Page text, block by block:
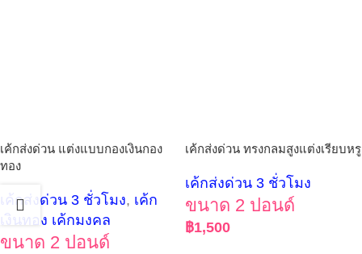
เค้กส่งด่วน แต่งแบบกองเงินกอง
ทอง
เค้กส่งด่วน 3 ชั่วโมง, เค้ก
เงินทอง เค้กมงคล
ขนาด 2 ปอนด์
เค้กส่งด่วน ทรงกลมสูงแต่งเรียบหรู
เค้กส่งด่วน 3 ชั่วโมง
ขนาด 2 ปอนด์
฿1,500